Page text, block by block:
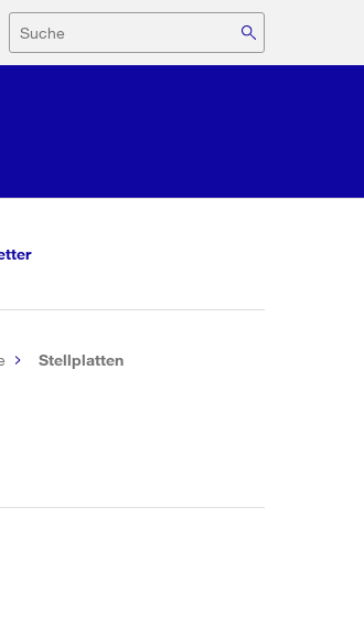
Suche
Stellplatten